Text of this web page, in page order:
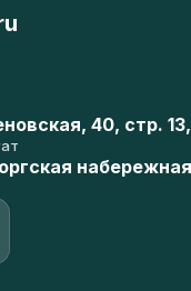
40, стр.